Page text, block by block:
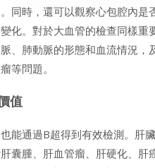
同時，還可以觀察心包腔內是
化。對於大血管的檢查同樣重
、肺動脈的形態和血流情況，
等問題。
值
能通過B超得到有效檢測。肝
囊腫、肝血管瘤、肝硬化、肝